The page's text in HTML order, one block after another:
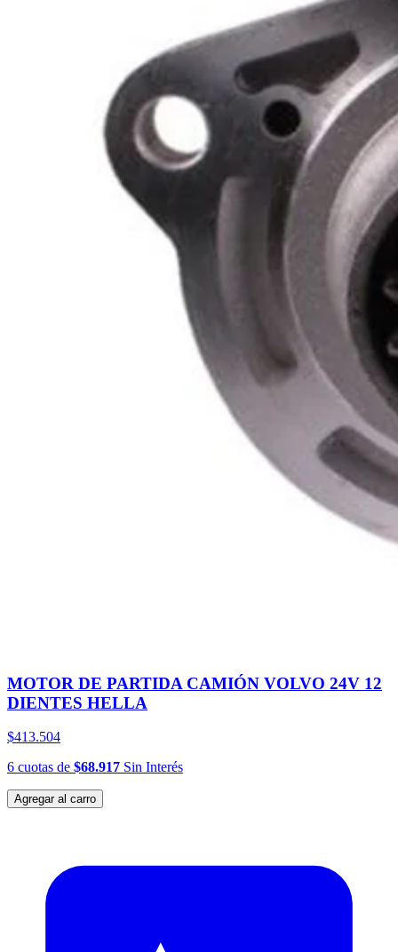
MOTOR DE PARTIDA CAMIÓN VOLVO 24V 12
DIENTES HELLA
$413.504
6 cuotas de $68.917 Sin Interés
Agregar al carro